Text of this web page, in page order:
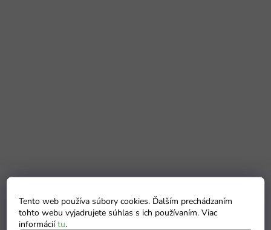
Tento web používa súbory cookies. Ďalším prechádzaním
tohto webu vyjadrujete súhlas s ich používaním. Viac
informáciítu.